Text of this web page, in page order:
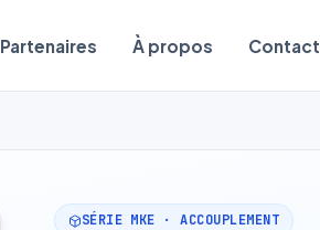
Partenaires À propos Contact
SÉRIE MKE · ACCOUPLEMENT